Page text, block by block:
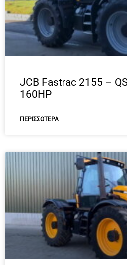
JCB Fastrac 2155 –
160HP
ΠΕΡΙΣΣΌΤΕΡΑ